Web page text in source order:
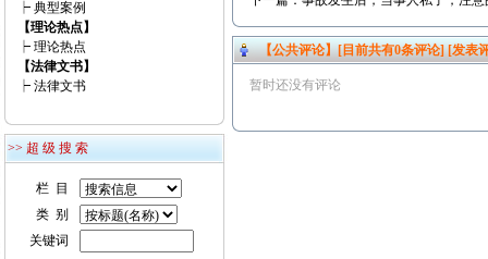
┝ 典型案例
【理论热点】
┝ 理论热点
【法律文书】
┝ 法律文书
>> 超 级 搜 索
栏 目
类 别
关键词
【公共评论】[目前共有0条评论][发表
暂时还没有评论